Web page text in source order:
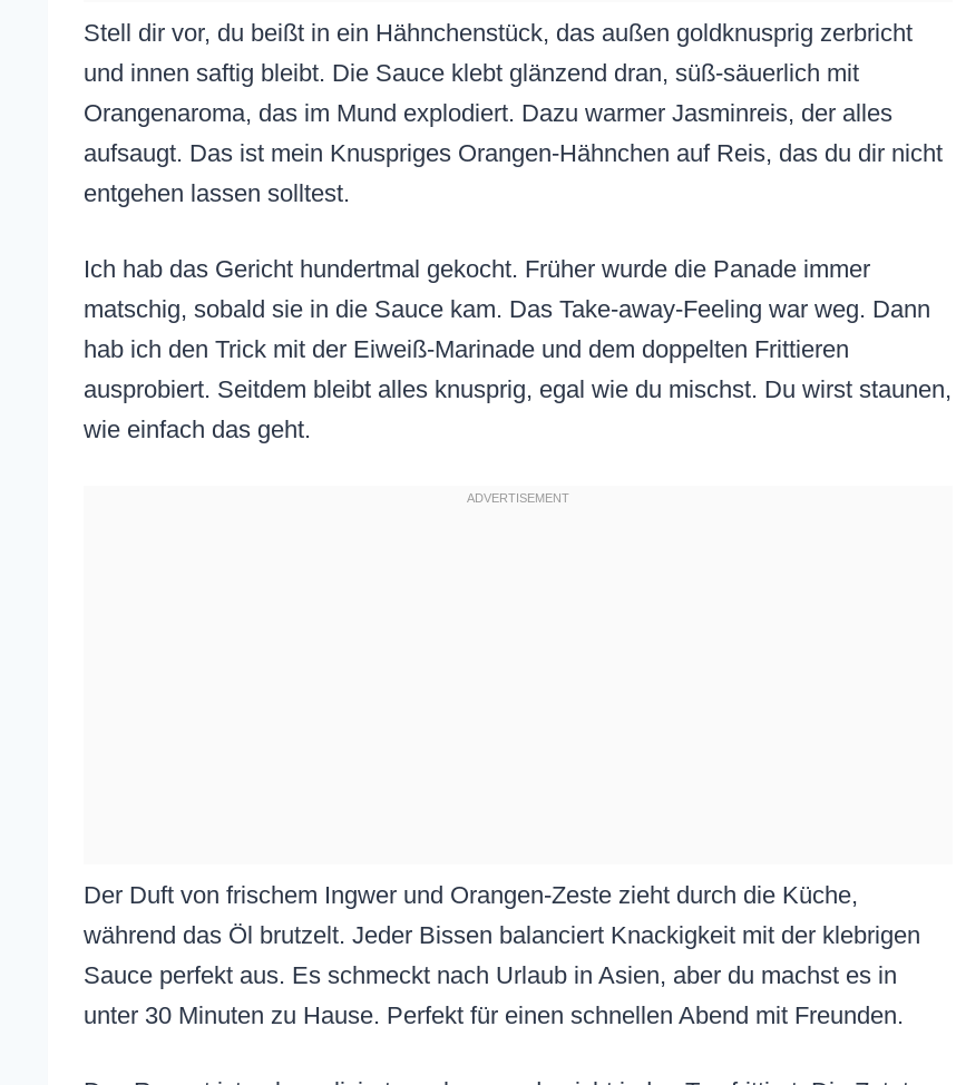
Stell dir vor, du beißt in ein Hähnchenstück, das außen goldknusprig zerbricht
und innen saftig bleibt. Die Sauce klebt glänzend dran, süß-säuerlich mit
Orangenaroma, das im Mund explodiert. Dazu warmer Jasminreis, der alles
aufsaugt. Das ist mein Knuspriges Orangen-Hähnchen auf Reis, das du dir nicht
entgehen lassen solltest.
Ich hab das Gericht hundertmal gekocht. Früher wurde die Panade immer
matschig, sobald sie in die Sauce kam. Das Take-away-Feeling war weg. Dann
hab ich den Trick mit der Eiweiß-Marinade und dem doppelten Frittieren
ausprobiert. Seitdem bleibt alles knusprig, egal wie du mischst. Du wirst staunen,
wie einfach das geht.
Der Duft von frischem Ingwer und Orangen-Zeste zieht durch die Küche,
während das Öl brutzelt. Jeder Bissen balanciert Knackigkeit mit der klebrigen
Sauce perfekt aus. Es schmeckt nach Urlaub in Asien, aber du machst es in
unter 30 Minuten zu Hause. Perfekt für einen schnellen Abend mit Freunden.